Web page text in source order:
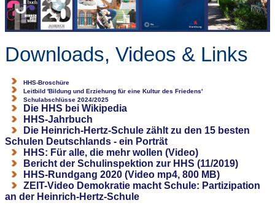
Downloads, Videos & Links
HHS-Broschüre
Leitbild 'Bildung und Erziehung für eine Kultur des Friedens'
Schulabschlüsse 2024/2025
Die HHS bei Wikipedia
HHS-Jahrbuch
Die Heinrich-Hertz-Schule zählt zu den 15 besten
Schulen Deutschlands - ein Porträt
HHS: Für alle, die mehr wollen (Video)
Bericht der Schulinspektion zur HHS (11/2019)
HHS-Rundgang 2020 (Video mp4, 800 MB)
ZEIT-Video Demokratie macht Schule: Partizipation
an der Heinrich-Hertz-Schule